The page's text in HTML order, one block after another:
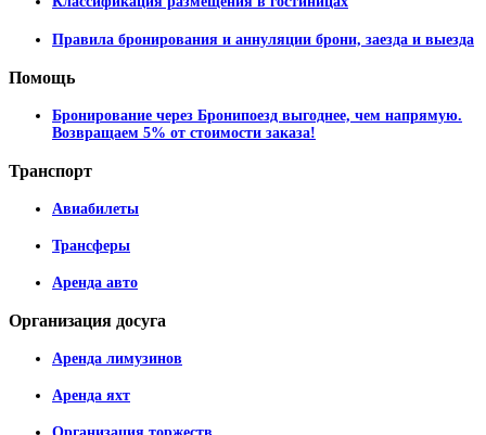
Правила бронирования и аннуляции брони, заезда и выезда
Помощь
Бронирование через Бронипоезд выгоднее, чем напрямую.
Возвращаем 5% от стоимости заказа!
Транспорт
Авиабилеты
Трансферы
Аренда авто
Организация досуга
Аренда лимузинов
Аренда яхт